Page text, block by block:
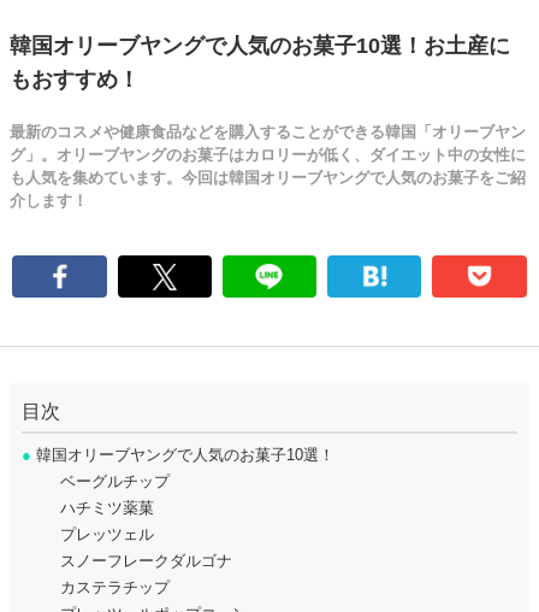
韓国オリーブヤングで人気のお菓子10選！お土産に
もおすすめ！
最新のコスメや健康食品などを購入することができる韓国「オリーブヤン
グ」。オリーブヤングのお菓子はカロリーが低く、ダイエット中の女性に
も人気を集めています。今回は韓国オリーブヤングで人気のお菓子をご紹
介します！
目次
● 韓国オリーブヤングで人気のお菓子10選！
ベーグルチップ
ハチミツ薬菓
プレッツェル
スノーフレークダルゴナ
カステラチップ